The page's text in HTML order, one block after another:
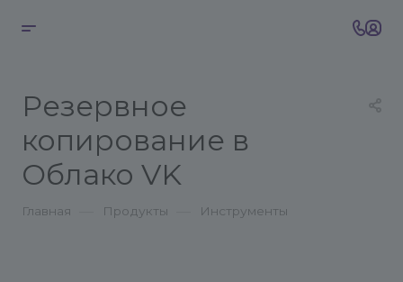
Резервное
копирование в
Облако VK
Главная Продукты Инструменты